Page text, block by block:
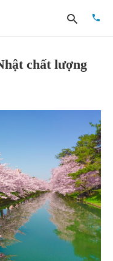
query
and
hit
enter:
chất lượng